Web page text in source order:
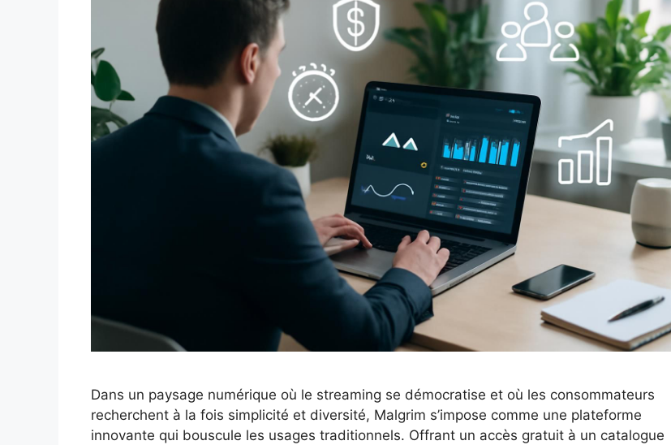
Dans un paysage numérique où le streaming se démocratise et où les consommateurs
recherchent à la fois simplicité et diversité, Malgrim s’impose comme une plateforme
innovante qui bouscule les usages traditionnels. Offrant un accès gratuit à un catalogue